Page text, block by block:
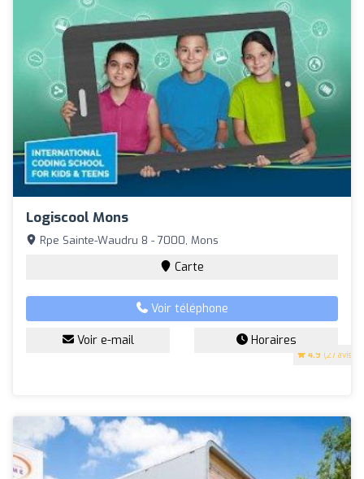
Logiscool Mons
4.9 (27 avis)
Rpe Sainte-Waudru 8 - 7000, Mons
Carte
Voir téléphone
Voir e-mail Horaires